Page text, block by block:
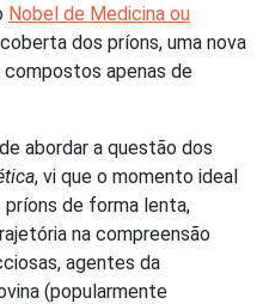
Nobel de Medicina ou
dos príons, uma nova
apenas de
abordar a questão dos
, vi que o momento ideal
príons de forma lenta,
na compreensão
agentes da
(popularmente